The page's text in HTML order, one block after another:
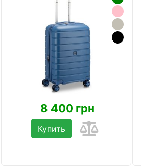
8 400 грн
Купить